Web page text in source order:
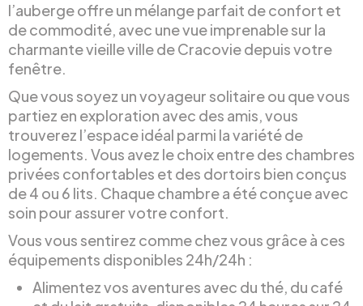
l’auberge offre un mélange parfait de confort et
de commodité, avec une vue imprenable sur la
charmante vieille ville de Cracovie depuis votre
fenêtre.
Que vous soyez un voyageur solitaire ou que vous
partiez en exploration avec des amis, vous
trouverez l’espace idéal parmi la variété de
logements. Vous avez le choix entre des chambres
privées confortables et des dortoirs bien conçus
de 4 ou 6 lits. Chaque chambre a été conçue avec
soin pour assurer votre confort.
Vous vous sentirez comme chez vous grâce à ces
équipements disponibles 24h/24h :
Alimentez vos aventures avec du thé, du café